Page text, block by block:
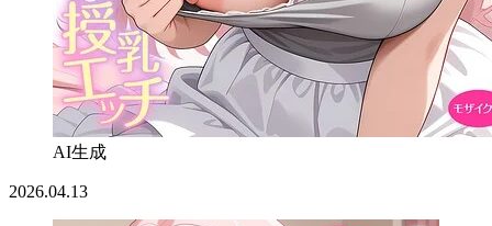
AI生成
2026.04.13